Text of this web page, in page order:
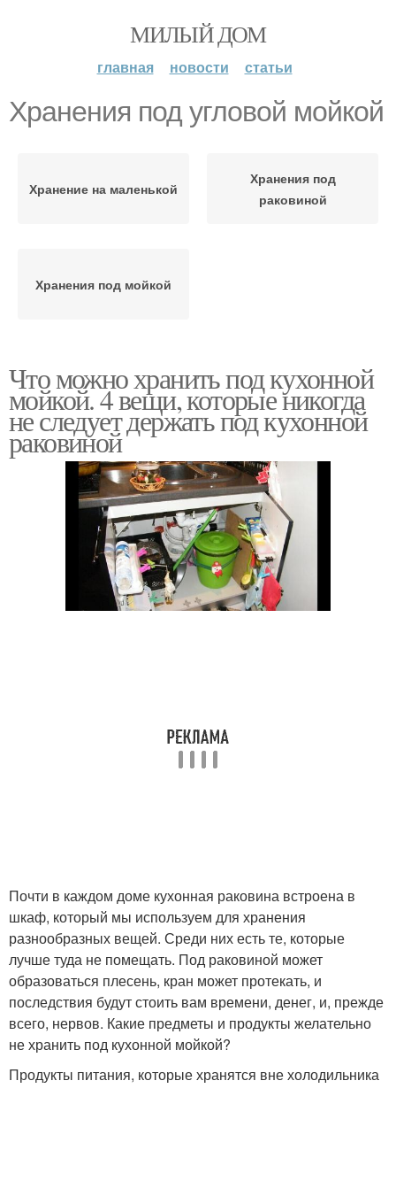
МИЛЫЙ ДОМ
главная новости статьи
Хранения под угловой мойкой
Хранение на маленькой
Хранения под
раковиной
Хранения под мойкой
Что можно хранить под кухонной
мойкой. 4 вещи, которые никогда
не следует держать под кухонной
раковиной
Почти в каждом доме кухонная раковина встроена в
шкаф, который мы используем для хранения
разнообразных вещей. Среди них есть те, которые
лучше туда не помещать. Под раковиной может
образоваться плесень, кран может протекать, и
последствия будут стоить вам времени, денег, и, прежде
всего, нервов. Какие предметы и продукты желательно
не хранить под кухонной мойкой?
Продукты питания, которые хранятся вне холодильника